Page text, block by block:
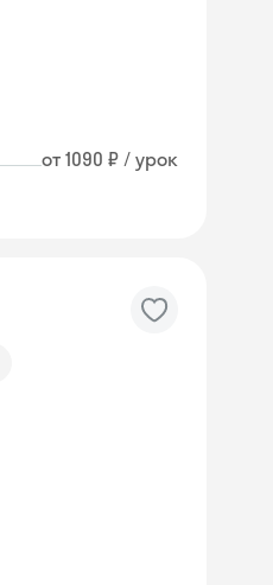
от 1090 ₽ / урок